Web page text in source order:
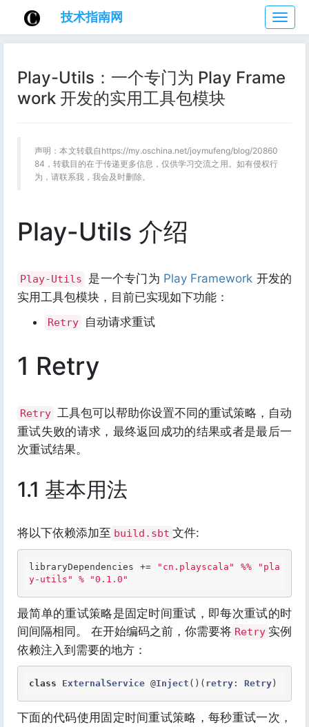
技
术
指
网
技术指南网
Play-Utils：一个专门为 Play Frame
work 开发的实用工具包模块
声明：本文转载自https://my.oschina.net/joymufeng/blog/20860
84，转载目的在于传递更多信息，仅供学习交流之用。如有侵权行
为，请联系我，我会及时删除。
Play-Utils 介绍
Play-Utils 是一个专门为 Play Framework 开发的
实用工具包模块，目前已实现如下功能：
Retry 自动请求重试
1 Retry
Retry 工具包可以帮助你设置不同的重试策略，自动
重试失败的请求，最终返回成功的结果或者是最后一
次重试结果。
1.1 基本用法
将以下依赖添加至 build.sbt 文件:
libraryDependencies += "cn.playscala"
%% "pla
y-utils" %
"0.1.0"
最简单的重试策略是固定时间重试，即每次重试的时
间间隔相同。 在开始编码之前，你需要将 Retry 实例
依赖注入到需要的地方：
class ExternalService @Inject () ( retry : Retry )
下面的代码使用固定时间重试策略，每秒重试一次，